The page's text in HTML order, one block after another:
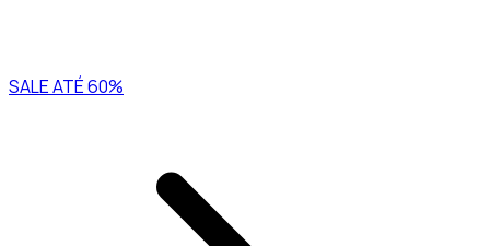
SALE ATÉ 60%